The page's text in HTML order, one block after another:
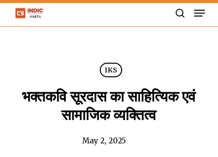
Skip
IKS
भक्तकवि सूरदास का साहित्यिक एवं
सामाजिक व्यक्तित्व
May 2, 2025